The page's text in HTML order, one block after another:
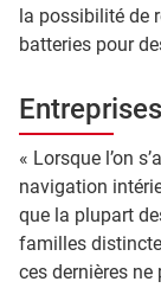
la possibilité de
batteries pour
« Lorsque l’on
navigation
que la plupart
familles
ces dernières